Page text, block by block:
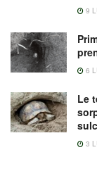
9
6
Le
3